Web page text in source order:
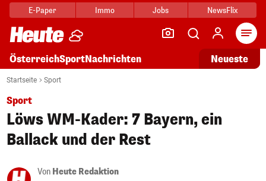
E-Paper Immo Jobs NewsFlix
ÖsterreichSportNachrichten Neueste
Startseite Sport
Sport
Löws WM-Kader: 7 Bayern, ein
Ballack und der Rest
Von Heute Redaktion